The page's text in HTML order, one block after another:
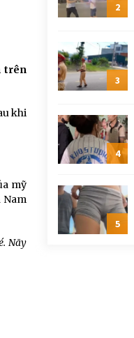
trên
khi
mỹ
Nam
Nãy
2
3
4
5